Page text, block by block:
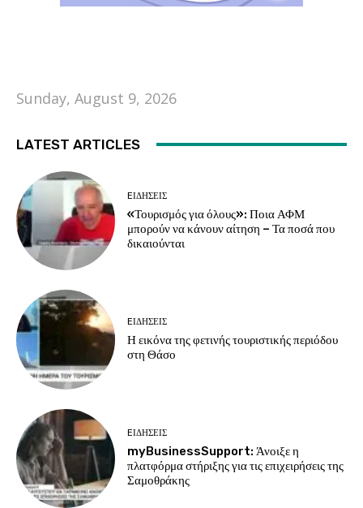
Sunday, August 9, 2026
LATEST ARTICLES
EΙΔΗΣΕΙΣ
«Τουρισμός για όλους»: Ποια ΑΦΜ
μπορούν να κάνουν αίτηση – Τα ποσά που
δικαιούνται
EΙΔΗΣΕΙΣ
Η εικόνα της φετινής τουριστικής περιόδου
στη Θάσο
EΙΔΗΣΕΙΣ
myBusinessSupport: Άνοιξε η
πλατφόρμα στήριξης για τις επιχειρήσεις της
Σαμοθράκης